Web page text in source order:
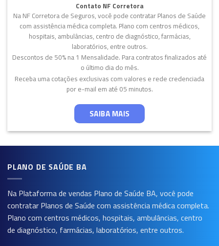
Contato NF Corretora
Na NF Corretora de Seguros, você pode contratar Planos de Saúde
com assistência médica completa. Plano com centros médicos,
hospitais, ambulâncias, centro de diagnóstico, farmácias,
laboratórios, entre outros.
Descontos de 50% na 1 Mensalidade. Para contratos finalizados até
o último dia do mês.
Receba uma cotações exclusivas com valores e rede credenciada
por e-mail em até 05 minutos.
SAIBA MAIS
PLANO DE SAÚDE BA
Na Plataforma de vendas Plano de Saúde BA, você pode
contratar Planos de Saúde com assistência médica completa.
Plano com centros médicos, hospitais, ambulâncias, centro
de diagnóstico, farmácias, laboratórios, entre outros.